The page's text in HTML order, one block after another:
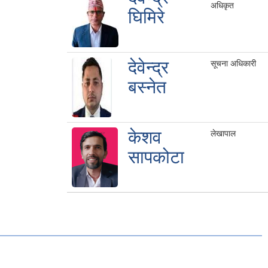
घिमिरे
अधिकृत
देवेन्द्र
बस्नेत
सूचना अधिकारी
केशव
सापकोटा
लेखापाल